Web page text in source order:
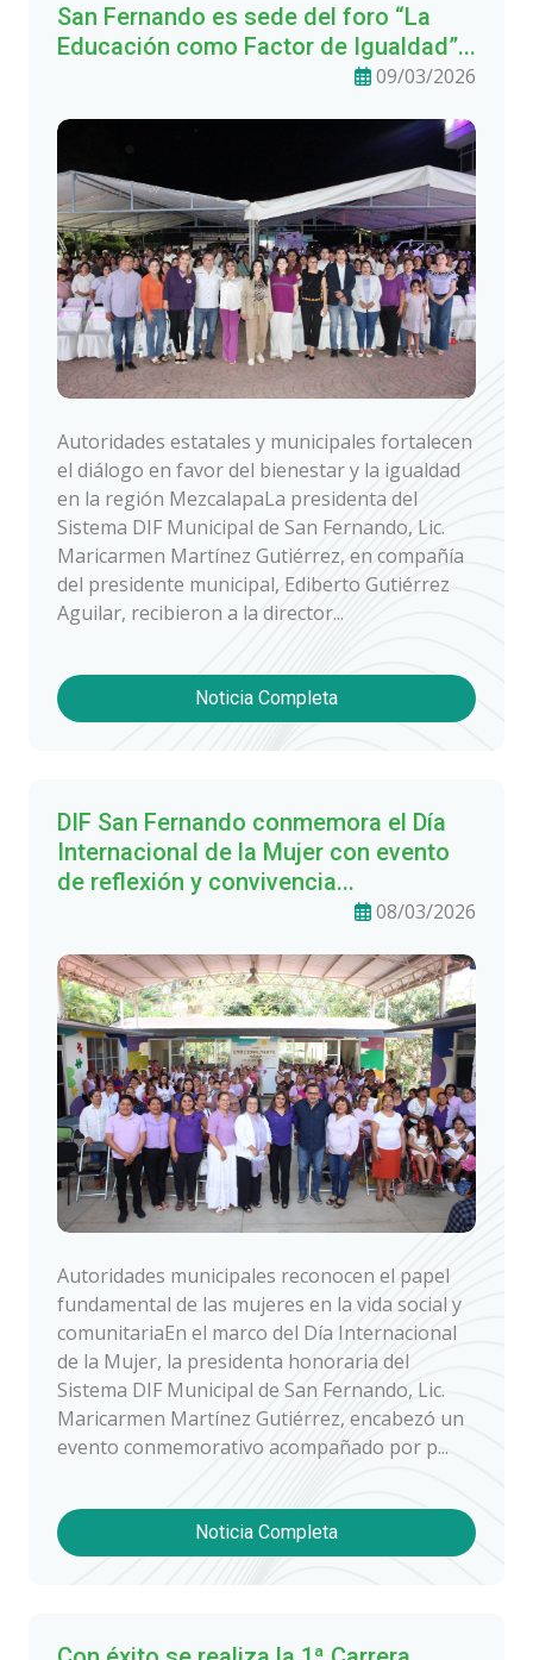
San Fernando es sede del foro “La
Educación como Factor de Igualdad”...
09/03/2026
Autoridades estatales y municipales fortalecen
el diálogo en favor del bienestar y la igualdad
en la región MezcalapaLa presidenta del
Sistema DIF Municipal de San Fernando, Lic.
Maricarmen Martínez Gutiérrez, en compañía
del presidente municipal, Ediberto Gutiérrez
Aguilar, recibieron a la director...
Noticia Completa
DIF San Fernando conmemora el Día
Internacional de la Mujer con evento
de reflexión y convivencia...
08/03/2026
Autoridades municipales reconocen el papel
fundamental de las mujeres en la vida social y
comunitariaEn el marco del Día Internacional
de la Mujer, la presidenta honoraria del
Sistema DIF Municipal de San Fernando, Lic.
Maricarmen Martínez Gutiérrez, encabezó un
evento conmemorativo acompañado por p...
Noticia Completa